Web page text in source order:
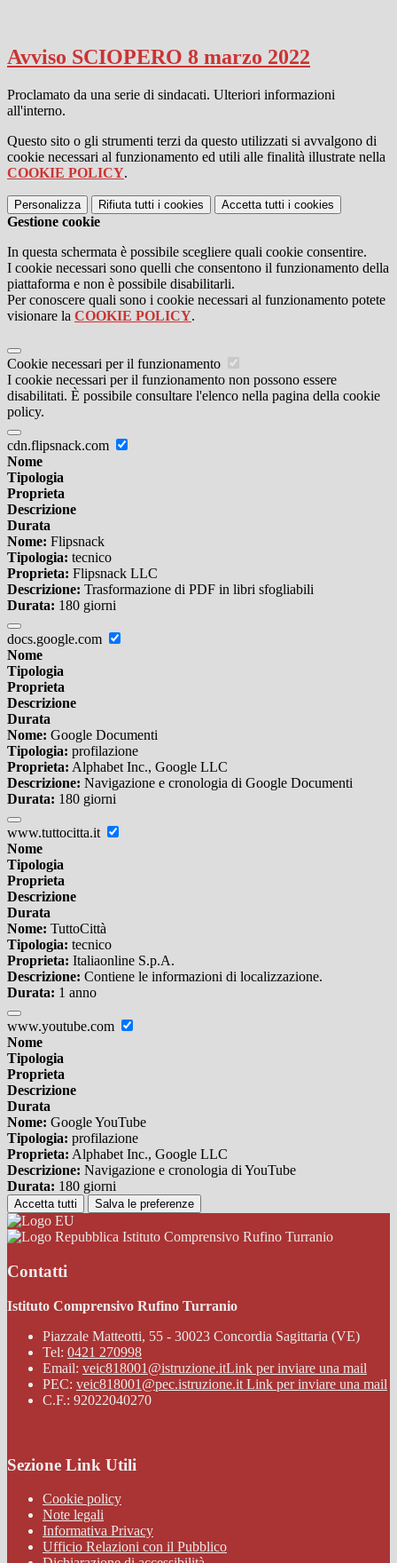
Avviso SCIOPERO 8 marzo 2022
Proclamato da una serie di sindacati. Ulteriori informazioni
all'interno.
Questo sito o gli strumenti terzi da questo utilizzati si avvalgono di
cookie necessari al funzionamento ed utili alle finalità illustrate nella
COOKIE POLICY.
Personalizza Rifiuta tutti i cookies Accetta tutti i cookies
Gestione cookie
In questa schermata è possibile scegliere quali cookie consentire.
I cookie necessari sono quelli che consentono il funzionamento della
piattaforma e non è possibile disabilitarli.
Per conoscere quali sono i cookie necessari al funzionamento potete
visionare la COOKIE POLICY.
Cookie necessari per il funzionamento
I cookie necessari per il funzionamento non possono essere
disabilitati. È possibile consultare l'elenco nella pagina della cookie
policy.
cdn.flipsnack.com
Nome
Tipologia
Proprieta
Descrizione
Durata
Nome: Flipsnack
Tipologia: tecnico
Proprieta: Flipsnack LLC
Descrizione: Trasformazione di PDF in libri sfogliabili
Durata: 180 giorni
docs.google.com
Nome
Tipologia
Proprieta
Descrizione
Durata
Nome: Google Documenti
Tipologia: profilazione
Proprieta: Alphabet Inc., Google LLC
Descrizione: Navigazione e cronologia di Google Documenti
Durata: 180 giorni
www.tuttocitta.it
Nome
Tipologia
Proprieta
Descrizione
Durata
Nome: TuttoCittà
Tipologia: tecnico
Proprieta: Italiaonline S.p.A.
Descrizione: Contiene le informazioni di localizzazione.
Durata: 1 anno
www.youtube.com
Nome
Tipologia
Proprieta
Descrizione
Durata
Nome: Google YouTube
Tipologia: profilazione
Proprieta: Alphabet Inc., Google LLC
Descrizione: Navigazione e cronologia di YouTube
Durata: 180 giorni
Accetta tutti Salva le preferenze
Istituto Comprensivo Rufino Turranio
Contatti
Istituto Comprensivo Rufino Turranio
Piazzale Matteotti, 55 - 30023 Concordia Sagittaria (VE)
Tel: 0421 270998
Email: veic818001@istruzione.itLink per inviare una mail
PEC: veic818001@pec.istruzione.it Link per inviare una mail
C.F.: 92022040270
Sezione Link Utili
Cookie policy
Note legali
Informativa Privacy
Ufficio Relazioni con il Pubblico